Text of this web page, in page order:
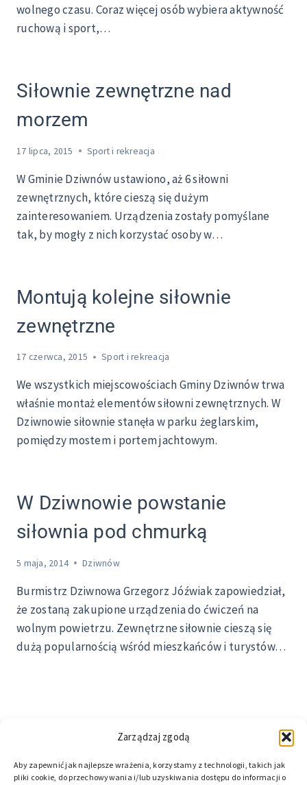
Zarządzaj zgodą
Aby zapewnić jak najlepsze wrażenia, korzystamy z technologii, takich jak
pliki cookie, do przechowywania i/lub uzyskiwania dostępu do informacji o
wolnego czasu. Coraz więcej osób wybiera aktywność
ruchową i sport,…
Siłownie zewnętrzne nad
morzem
17 lipca, 2015 Sport i rekreacja
W Gminie Dziwnów ustawiono, aż 6 siłowni
zewnętrznych, które cieszą się dużym
zainteresowaniem. Urządzenia zostały pomyślane
tak, by mogły z nich korzystać osoby w…
Montują kolejne siłownie
zewnętrzne
17 czerwca, 2015 Sport i rekreacja
We wszystkich miejscowościach Gminy Dziwnów trwa
właśnie montaż elementów siłowni zewnętrznych. W
Dziwnowie siłownie stanęła w parku żeglarskim,
pomiędzy mostem i portem jachtowym.
W Dziwnowie powstanie
siłownia pod chmurką
5 maja, 2014 Dziwnów
Burmistrz Dziwnowa Grzegorz Jóźwiak zapowiedział,
że zostaną zakupione urządzenia do ćwiczeń na
wolnym powietrzu. Zewnętrzne siłownie cieszą się
dużą popularnością wśród mieszkańców i turystów…